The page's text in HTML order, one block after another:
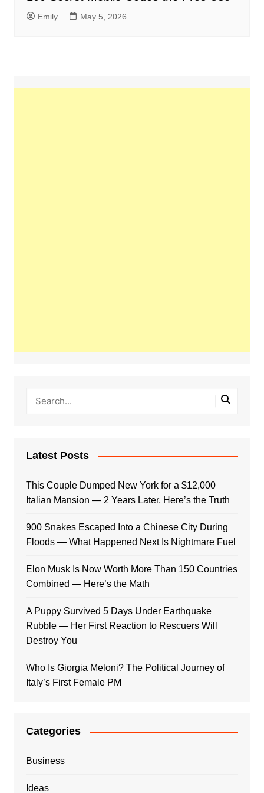
Emily May 5, 2026
Latest Posts
This Couple Dumped New York for a $12,000
Italian Mansion — 2 Years Later, Here’s the Truth
900 Snakes Escaped Into a Chinese City During
Floods — What Happened Next Is Nightmare Fuel
Elon Musk Is Now Worth More Than 150 Countries
Combined — Here’s the Math
A Puppy Survived 5 Days Under Earthquake
Rubble — Her First Reaction to Rescuers Will
Destroy You
Who Is Giorgia Meloni? The Political Journey of
Italy’s First Female PM
Categories
Business
Ideas